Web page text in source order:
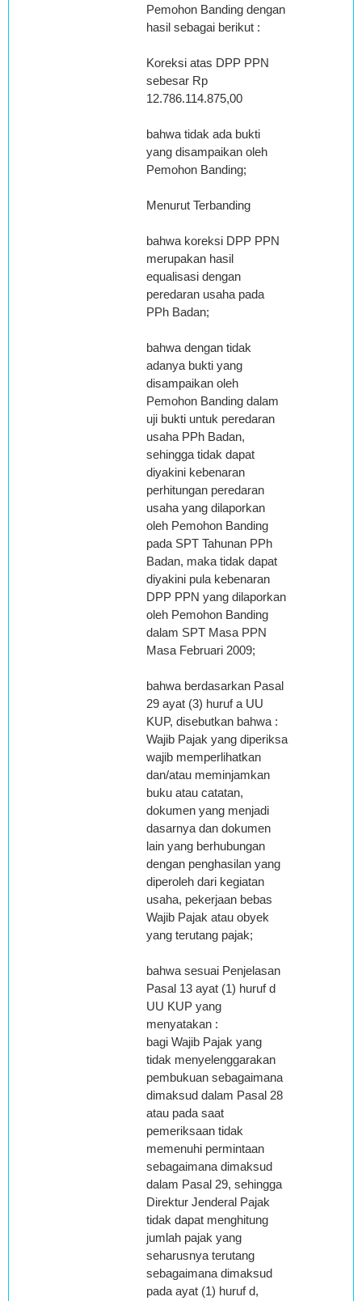
Pemohon Banding dengan
hasil sebagai berikut :
Koreksi atas DPP PPN
sebesar Rp
12.786.114.875,00
bahwa tidak ada bukti
yang disampaikan oleh
Pemohon Banding;
Menurut Terbanding
bahwa koreksi DPP PPN
merupakan hasil
equalisasi dengan
peredaran usaha pada
PPh Badan;
bahwa dengan tidak
adanya bukti yang
disampaikan oleh
Pemohon Banding dalam
uji bukti untuk peredaran
usaha PPh Badan,
sehingga tidak dapat
diyakini kebenaran
perhitungan peredaran
usaha yang dilaporkan
oleh Pemohon Banding
pada SPT Tahunan PPh
Badan, maka tidak dapat
diyakini pula kebenaran
DPP PPN yang dilaporkan
oleh Pemohon Banding
dalam SPT Masa PPN
Masa Februari 2009;
bahwa berdasarkan Pasal
29 ayat (3) huruf a UU
KUP, disebutkan bahwa :
Wajib Pajak yang diperiksa
wajib memperlihatkan
dan/atau meminjamkan
buku atau catatan,
dokumen yang menjadi
dasarnya dan dokumen
lain yang berhubungan
dengan penghasilan yang
diperoleh dari kegiatan
usaha, pekerjaan bebas
Wajib Pajak atau obyek
yang terutang pajak;
bahwa sesuai Penjelasan
Pasal 13 ayat (1) huruf d
UU KUP yang
menyatakan :
bagi Wajib Pajak yang
tidak menyelenggarakan
pembukuan sebagaimana
dimaksud dalam Pasal 28
atau pada saat
pemeriksaan tidak
memenuhi permintaan
sebagaimana dimaksud
dalam Pasal 29, sehingga
Direktur Jenderal Pajak
tidak dapat menghitung
jumlah pajak yang
seharusnya terutang
sebagaimana dimaksud
pada ayat (1) huruf d,